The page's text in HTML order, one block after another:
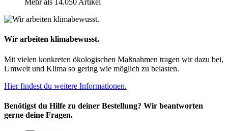
Mehr als 14.050 Artikel
Wir arbeiten klimabewusst.
Mit vielen konkreten ökologischen Maßnahmen tragen wir dazu bei,
Umwelt und Klima so gering wie möglich zu belasten.
Hier findest du weitere Informationen.
Benötigst du Hilfe zu deiner Bestellung? Wir beantworten
gerne deine Fragen.